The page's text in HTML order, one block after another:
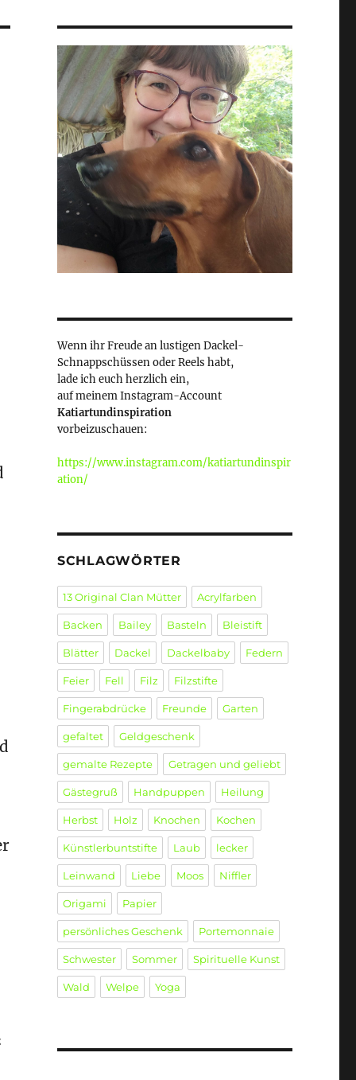
Wenn ihr Freude an lustigen Dackel-
Schnappschüssen oder Reels habt,
lade ich euch herzlich ein,
auf meinem Instagram-Account
Katiartundinspiration
vorbeizuschauen:
https://www.instagram.com/katiartundinspir
ation/
SCHLAGWÖRTER
13 Original Clan Mütter Acrylfarben
Backen Bailey Basteln Bleistift
Blätter Dackel Dackelbaby Federn
Feier Fell Filz Filzstifte
Fingerabdrücke Freunde Garten
gefaltet Geldgeschenk
gemalte Rezepte Getragen und geliebt
Gästegruß Handpuppen Heilung
Herbst Holz Knochen Kochen
Künstlerbuntstifte Laub lecker
Leinwand Liebe Moos Niffler
Origami Papier
persönliches Geschenk Portemonnaie
Schwester Sommer Spirituelle Kunst
Wald Welpe Yoga